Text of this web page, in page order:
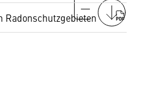
Radonschutzgebieten PDF